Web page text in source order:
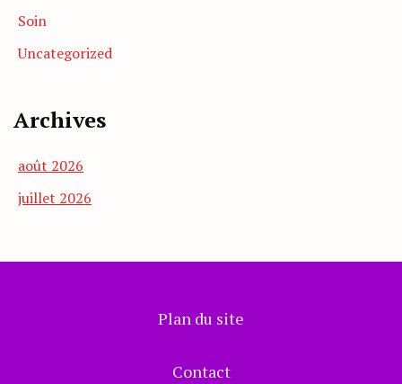
Soin
Uncategorized
Archives
août 2026
juillet 2026
Plan du site
Contact